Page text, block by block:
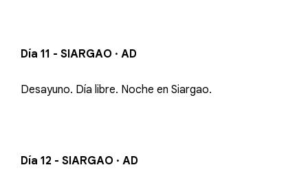
Día 11 - SIARGAO · AD
Desayuno. Día libre. Noche en Siargao.
Día 12 - SIARGAO · AD